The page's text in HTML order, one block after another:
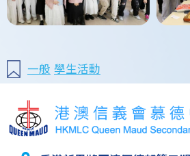
一般 學生活動